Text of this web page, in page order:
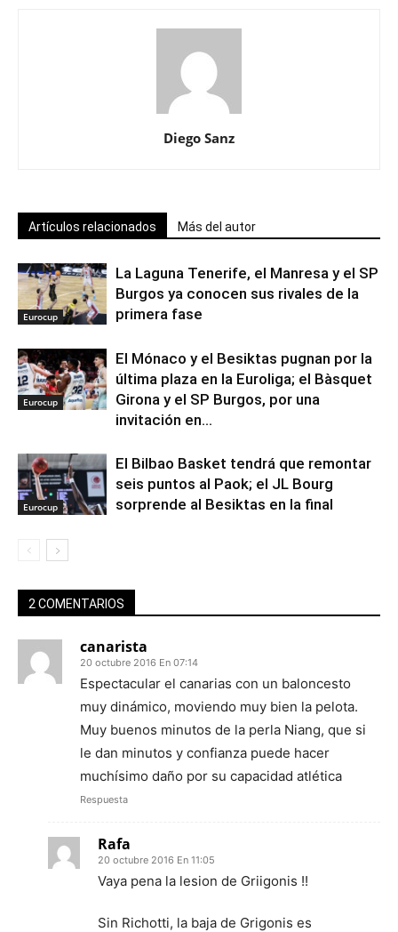
Diego Sanz
Artículos relacionados Más del autor
Eurocup
La Laguna Tenerife, el Manresa y el SP
Burgos ya conocen sus rivales de la
primera fase
Eurocup
El Mónaco y el Besiktas pugnan por la
última plaza en la Euroliga; el Bàsquet
Girona y el SP Burgos, por una
invitación en...
Eurocup
El Bilbao Basket tendrá que remontar
seis puntos al Paok; el JL Bourg
sorprende al Besiktas en la final
2 COMENTARIOS
canarista
20 octubre 2016 En 07:14
Espectacular el canarias con un baloncesto
muy dinámico, moviendo muy bien la pelota.
Muy buenos minutos de la perla Niang, que si
le dan minutos y confianza puede hacer
muchísimo daño por su capacidad atlética
Respuesta
Rafa
20 octubre 2016 En 11:05
Vaya pena la lesion de Griigonis !!
Sin Richotti, la baja de Grigonis es